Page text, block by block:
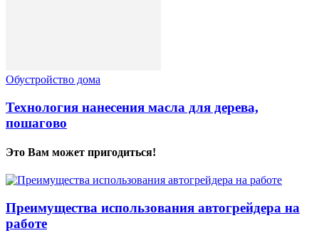
Обустройство дома
Технология нанесения масла для дерева,
пошагово
Это Вам может пригодиться!
Преимущества использования автогрейдера на
работе